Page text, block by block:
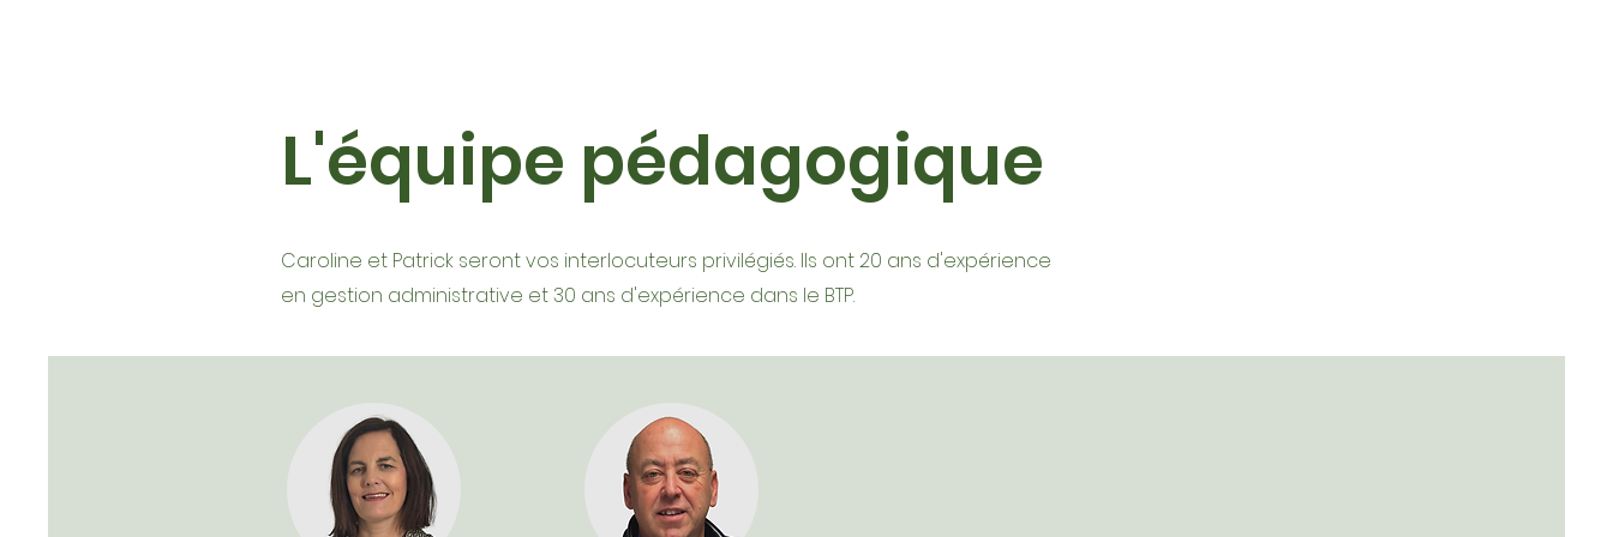
L'équipe pédagogique
Caroline et Patrick seront vos interlocuteurs privilégiés. Ils ont 20 ans d'expérience
en gestion administrative et 30 ans d'expérience dans le BTP.